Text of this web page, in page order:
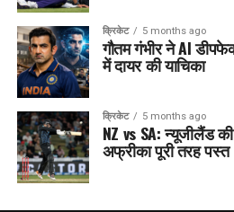
क्रिकेट 5 months ago
गौतम गंभीर ने AI
में दायर की याचिका
क्रिकेट 5 months ago
NZ vs SA: न्यूजीलैंड
अफ्रीका पूरी तरह पस्त